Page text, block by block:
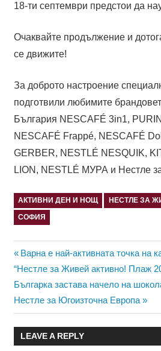
18-ти септември предстои да
Очаквайте продължение и
се движите!
За доброто настроение
подготвили любимите
България NESCAFÉ 3in1,
NESCAFÉ Frappé, NESCAFÉ
GERBER, NESTLÉ NESQUIK,
LION, NESTLÉ МУРА и Нестле
АКТИВНИ ДЕН И НОЩ НЕСТЛЕ ЗА
СОФИЯ
Навигация
Previous
Post:
Варна е най-активната точка на
“Нестле за Живей активно! Плаж
Next
Post:
Българка застава начело на
Нестле за Югоизточна Европа
LEAVE A REPLY